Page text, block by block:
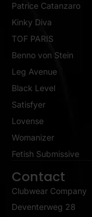
Patrice Catanzaro
Kinky Diva
TOF PARIS
Benno von Stein
Leg Avenue
Black Level
Satisfyer
Lovense
Womanizer
Fetish Submissive
Contact
Clubwear Company
Deventerweg 28